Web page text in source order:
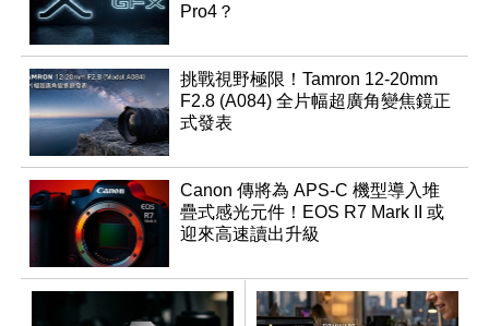
Pro4？
挑戰視野極限！Tamron 12-20mm
F2.8 (A084) 全片幅超廣角變焦鏡正
式發表
Canon 傳將為 APS-C 機型導入堆
疊式感光元件！EOS R7 Mark II 或
迎來高速讀出升級